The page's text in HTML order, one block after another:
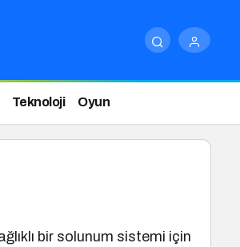
Teknoloji Oyun
bir solunum sistemi için